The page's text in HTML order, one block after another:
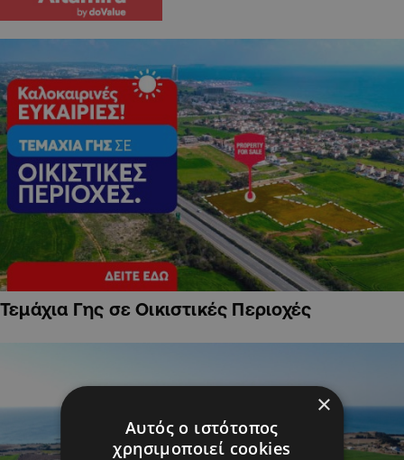
Τεμάχια Γης σε Οικιστικές Περιοχές
×
Αυτός ο ιστότοπος
χρησιμοποιεί cookies